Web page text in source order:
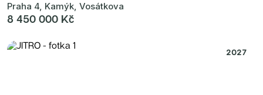
Praha 4, Kamýk, Vosátkova
8 450 000 Kč
2027